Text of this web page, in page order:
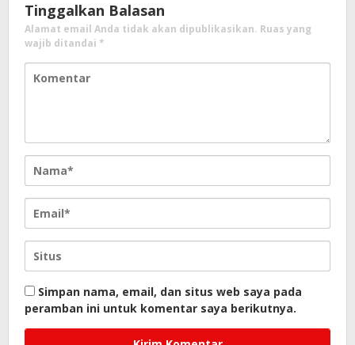
Tinggalkan Balasan
Alamat email Anda tidak akan dipublikasikan. Ruas yang
wajib ditandai *
Simpan nama, email, dan situs web saya pada
peramban ini untuk komentar saya berikutnya.